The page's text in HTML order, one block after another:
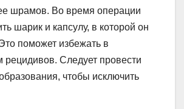
шрамов. Во время операции
шарик и капсулу, в которой он
поможет избежать в
Следует провести
чтобы исключить